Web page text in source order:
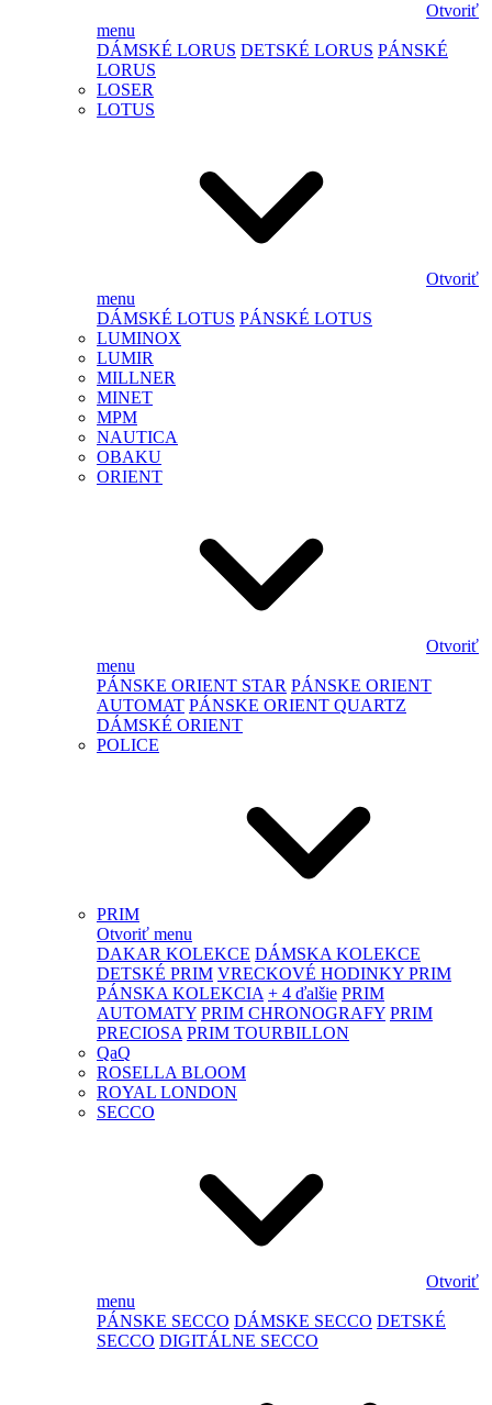
Otvoriť
menu
DÁMSKÉ LORUS DETSKÉ LORUS PÁNSKÉ
LORUS
LOSER
LOTUS
Otvoriť
menu
DÁMSKÉ LOTUS PÁNSKÉ LOTUS
LUMINOX
LUMIR
MILLNER
MINET
MPM
NAUTICA
OBAKU
ORIENT
Otvoriť
menu
PÁNSKE ORIENT STAR PÁNSKE ORIENT
AUTOMAT PÁNSKE ORIENT QUARTZ
DÁMSKÉ ORIENT
POLICE
PRIM
Otvoriť menu
DAKAR KOLEKCE DÁMSKA KOLEKCE
DETSKÉ PRIM VRECKOVÉ HODINKY PRIM
PÁNSKA KOLEKCIA + 4 ďalšie PRIM
AUTOMATY PRIM CHRONOGRAFY PRIM
PRECIOSA PRIM TOURBILLON
QaQ
ROSELLA BLOOM
ROYAL LONDON
SECCO
Otvoriť
menu
PÁNSKE SECCO DÁMSKE SECCO DETSKÉ
SECCO DIGITÁLNE SECCO